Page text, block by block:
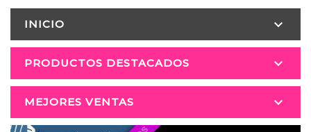
INICIO 
PRODUCTOS DESTACADOS 
MEJORES VENTAS 